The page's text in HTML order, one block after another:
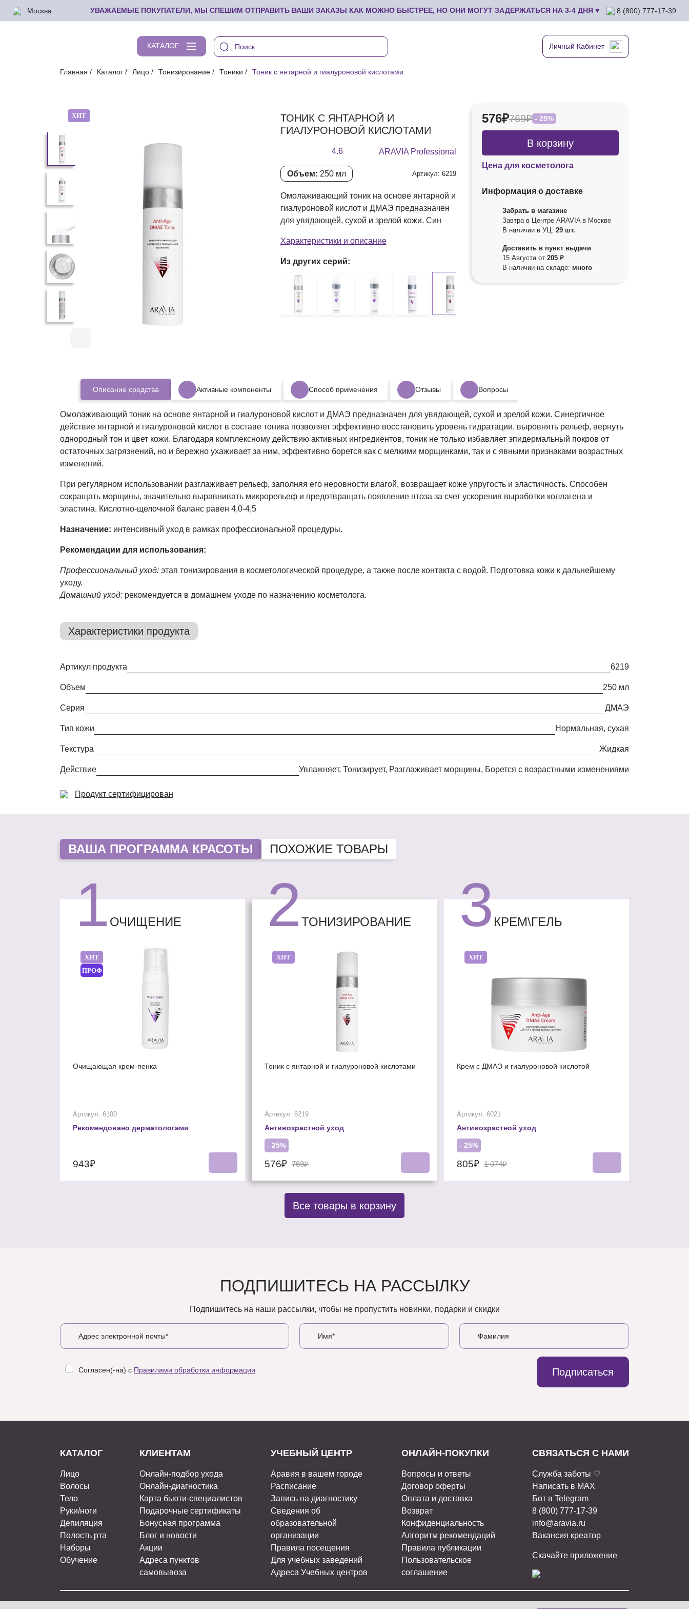
УВАЖАЕМЫЕ ПОКУПАТЕЛИ, МЫ СПЕШИМ ОТПРАВИТЬ ВАШИ ЗАКАЗЫ КАК МОЖНО БЫСТРЕЕ, НО ОНИ МОГУТ ЗАДЕРЖАТЬСЯ НА 3-4 ДНЯ ♥
Москва 8 (800) 777-17-39
КАТАЛОГ Личный Кабинет
Главная Каталог Лицо Тонизирование Тоники Тоник с янтарной и гиалуроновой кислотами
ХИТ
ТОНИК С ЯНТАРНОЙ И
ГИАЛУРОНОВОЙ КИСЛОТАМИ
4.6 ARAVIA Professional
Объем: 250 мл Артикул: 6219
Омолаживающий тоник на основе янтарной и
гиалуроновой кислот и ДМАЭ предназначен
для увядающей, сухой и зрелой кожи. Син
Характеристики и описание
Из других серий:
576₽769₽ - 25%
В корзину
Цена для косметолога
Информация о доставке
Забрать в магазине
Завтра в Центре ARAVIA в Москве
В наличии в УЦ:29 шт.
Доставить в пункт выдачи
15 Августа от205 ₽
В наличии на складе: много
Описание средства Активные компоненты Способ применения Отзывы Вопросы
Омолаживающий тоник на основе янтарной и гиалуроновой кислот и ДМАЭ предназначен для увядающей, сухой и зрелой кожи. Синергичное
действие янтарной и гиалуроновой кислот в составе тоника позволяет эффективно восстановить уровень гидратации, выровнять рельеф, вернуть
однородный тон и цвет кожи. Благодаря комплексному действию активных ингредиентов, тоник не только избавляет эпидермальный покров от
остаточных загрязнений, но и бережно ухаживает за ним, эффективно борется как с мелкими морщинками, так и с явными признаками возрастных
изменений.
При регулярном использовании разглаживает рельеф, заполняя его неровности влагой, возвращает коже упругость и эластичность. Способен
сокращать морщины, значительно выравнивать микрорельеф и предотвращать появление птоза за счет ускорения выработки коллагена и
эластина. Кислотно-щелочной баланс равен 4,0-4,5
Назначение: интенсивный уход в рамках профессиональной процедуры.
Рекомендации для использования:
Профессиональный уход: этап тонизирования в косметологической процедуре, а также после контакта с водой. Подготовка кожи к дальнейшему
уходу.
Домашний уход: рекомендуется в домашнем уходе по назначению косметолога.
Характеристики продукта
Артикул продукта 6219
Объем 250 мл
Серия ДМАЭ
Тип кожи нормальная, сухая
Текстура жидкая
Действие Увлажняет, Тонизирует, Разглаживает морщины, Борется с возрастными изменениями
Продукт сертифицирован
ВАША ПРОГРАММА КРАСОТЫ ПОХОЖИЕ ТОВАРЫ
1ОЧИЩЕНИЕ
ХИТ
ПРОФ
Очищающая крем-пенка
Артикул: 6100
Рекомендовано дерматологами
943₽
2ТОНИЗИРОВАНИЕ
ХИТ
Тоник с янтарной и гиалуроновой кислотами
Артикул: 6219
Антивозрастной уход
- 25%
576₽ 769₽
3КРЕМ\ГЕЛЬ
ХИТ
Крем с ДМАЭ и гиалуроновой кислотой
Артикул: 6021
Антивозрастной уход
- 25%
805₽ 1 074₽
Все товары в корзину
ПОДПИШИТЕСЬ НА РАССЫЛКУ
Подпишитесь на наши рассылки, чтобы не пропустить новинки, подарки и скидки
Согласен(-на) с Правилами обработки информации Подписаться
КАТАЛОГ
Лицо
Волосы
Тело
Руки/ноги
Депиляция
Полость рта
Наборы
Обучение
КЛИЕНТАМ
Онлайн-подбор ухода
Онлайн-диагностика
Карта бьюти-специалистов
Подарочные сертификаты
Бонусная программа
Блог и новости
Акции
Адреса пунктов
самовывоза
УЧЕБНЫЙ ЦЕНТР
Аравия в вашем городе
Расписание
Запись на диагностику
Сведения об
образовательной
организации
Правила посещения
Для учебных заведений
Адреса Учебных центров
ОНЛАЙН-ПОКУПКИ
Вопросы и ответы
Договор оферты
Оплата и доставка
Возврат
Конфиденциальность
Алгоритм рекомендаций
Правила публикации
Пользовательское
соглашение
СВЯЗАТЬСЯ С НАМИ
Служба заботы ♡
Написать в MAX
Бот в Telegram
8 (800) 777-17-39
info@aravia.ru
Вакансия креатор
Скачайте приложение